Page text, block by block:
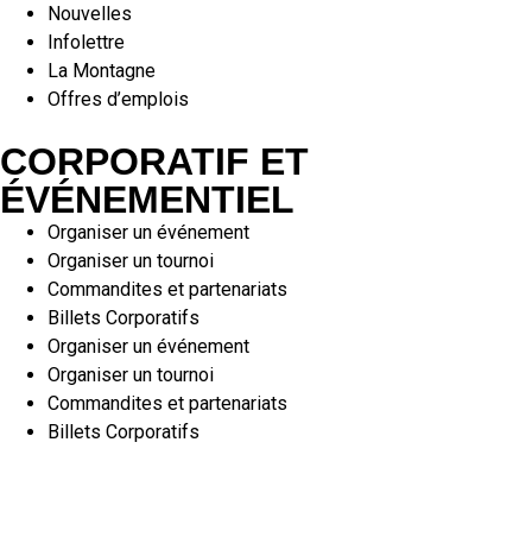
Nouvelles
Infolettre
La Montagne
Offres d’emplois
CORPORATIF ET
ÉVÉNEMENTIEL
Organiser un événement
Organiser un tournoi
Commandites et partenariats
Billets Corporatifs
Organiser un événement
Organiser un tournoi
Commandites et partenariats
Billets Corporatifs